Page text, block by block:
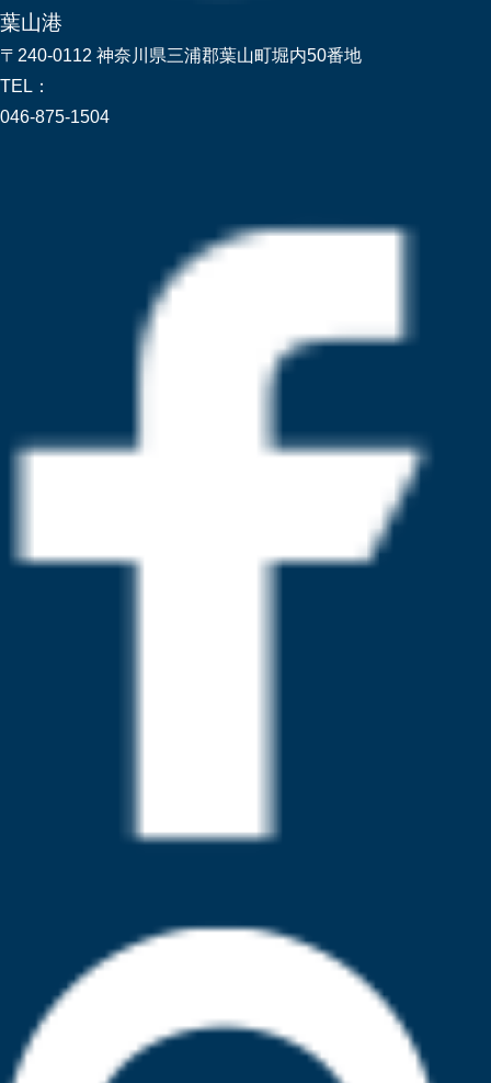
葉山港
〒240-0112 神奈川県三浦郡葉山町堀内50番地
TEL：
046-875-1504